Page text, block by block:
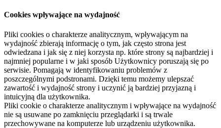
Cookies wpływające na wydajność
Pliki cookies o charakterze analitycznym, wpływającym na
wydajność zbierają informację o tym, jak często strona jest
odwiedzana i jak się z niej korzysta np. które strony są najbardziej i
najmniej popularne i w jaki sposób Użytkownicy poruszają się po
serwisie. Pomagają w identyfikowaniu problemów z
poszczególnymi podstronami. Dzięki temu możemy ulepszać
zawartość i wydajność strony i uczynić ją bardziej przyjazną i
intuicyjną dla użytkownika.
Pliki cookie o charakterze analitycznym i wpływające na wydajność
nie są usuwane po zamknięciu przeglądarki i są trwale
przechowywane na komputerze lub urządzeniu użytkownika.